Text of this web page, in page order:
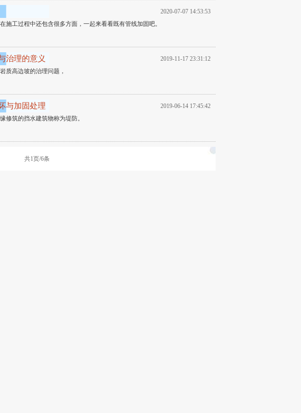
2020-07-07 14:53:53
工过程中还包含很多方面，一起来看看既有管线加固吧。
治理的意义
2019-11-17 23:31:12
质高边坡的治理问题，
与加固处理
2019-06-14 17:45:42
修筑的挡水建筑物称为堤防。
共1页/6条